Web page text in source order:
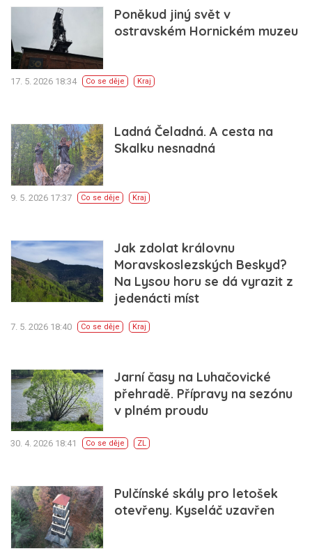
Poněkud jiný svět v
ostravském Hornickém muzeu
17. 5. 2026 18:34 Co se děje Kraj
Ladná Čeladná. A cesta na
Skalku nesnadná
9. 5. 2026 17:37 Co se děje Kraj
Jak zdolat královnu
Moravskoslezských Beskyd?
Na Lysou horu se dá vyrazit z
jedenácti míst
7. 5. 2026 18:40 Co se děje Kraj
Jarní časy na Luhačovické
přehradě. Přípravy na sezónu
v plném proudu
30. 4. 2026 18:41 Co se děje ZL
Pulčínské skály pro letošek
otevřeny. Kyseláč uzavřen